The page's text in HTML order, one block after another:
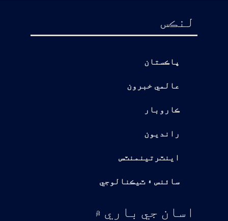
لنڪس
پاڪستان
عالمي خبرون
ڪاروبار
رانديون
اينٽرتينمنٽس
سائنس ۽ ٽيڪنالوجي
اسان جي باري ۾